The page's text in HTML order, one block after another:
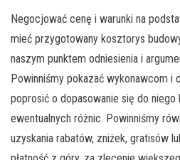
Negocjować cenę i warunki na
mieć przygotowany kosztorys
naszym punktem odniesienia i
Powinniśmy pokazać wykonawcom i
poprosić o dopasowanie się do niego
ewentualnych różnic. Powinniśmy
uzyskania rabatów, zniżek, gratisów